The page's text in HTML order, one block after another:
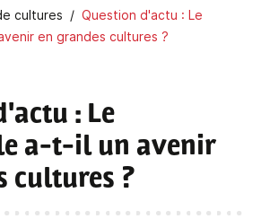
cultures
Question d'actu : Le
en grandes cultures ?
: Le
a-t-il un avenir
cultures ?